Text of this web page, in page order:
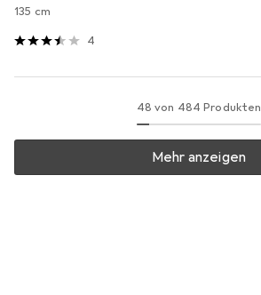
135 cm
4
48 von 484 Produkten
Mehr anzeigen